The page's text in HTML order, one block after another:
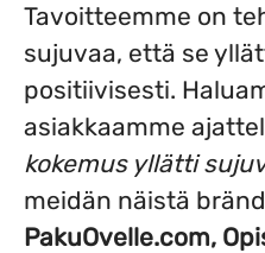
Tavoitteemme on
sujuvaa, että se
positiivisesti.
asiakkaamme
kokemus yllätti
meidän näistä
PakuOvelle.com,